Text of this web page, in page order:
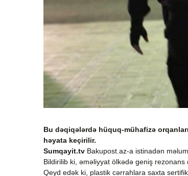
Bu dəqiqələrdə hüquq-mühafizə
həyata keçirilir.
Sumqayit.tv Bakupost.az-a istinadən
Bildirilib ki, əməliyyat ölkədə geniş
Qeyd edək ki, plastik cərrahlara saxta